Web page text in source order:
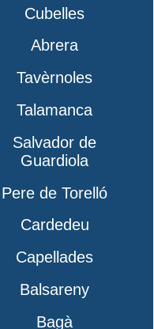
Cubelles
Abrera
Tavèrnoles
Talamanca
Salvador de
Guardiola
Pere de Torelló
Cardedeu
Capellades
Balsareny
Bagà